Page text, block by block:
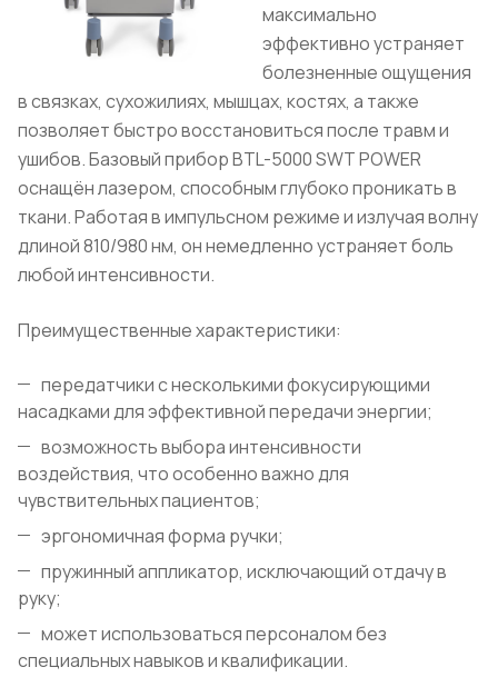
максимально
эффективно устраняет
болезненные ощущения
в связках, сухожилиях, мышцах, костях, а также
позволяет быстро восстановиться после травм и
ушибов. Базовый прибор BTL-5000 SWT POWER
оснащён лазером, способным глубоко проникать в
ткани. Работая в импульсном режиме и излучая волну
длиной 810/980 нм, он немедленно устраняет боль
любой интенсивности.
Преимущественные характеристики:
передатчики с несколькими фокусирующими
насадками для эффективной передачи энергии;
возможность выбора интенсивности
воздействия, что особенно важно для
чувствительных пациентов;
эргономичная форма ручки;
пружинный аппликатор, исключающий отдачу в
руку;
может использоваться персоналом без
специальных навыков и квалификации.